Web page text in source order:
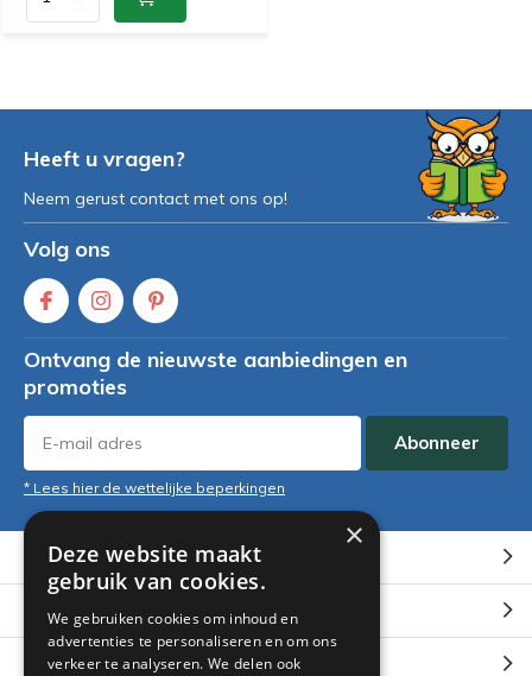
Heeft u vragen?
Neem gerust contact met ons op!
Volg ons
Ontvang de nieuwste aanbiedingen en
promoties
Abonneer
* Lees hier de wettelijke beperkingen
Klantenservice
Mijn account
Categorieën
×
Deze website maakt
gebruik van cookies.
We gebruiken cookies om inhoud en
advertenties te personaliseren en om ons
verkeer te analyseren. We delen ook